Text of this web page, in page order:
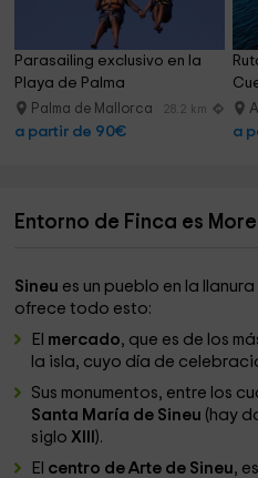
Parasailing exclusivo en la
Playa de Palma
Palma de Mallorca 28.2 km
a partir de 90€ a
Entorno de Finca es More
Sineu es un pueblo en la
ofrece todo esto:
El mercado, que es de los
la isla, cuyo día de
Sus monumentos, entre los
Santa María de Sineu (hay
siglo XIII ).
El centro de Arte de Sineu,